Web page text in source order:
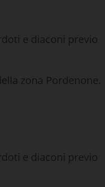
e diaconi previo
zona Pordenone.
e diaconi previo